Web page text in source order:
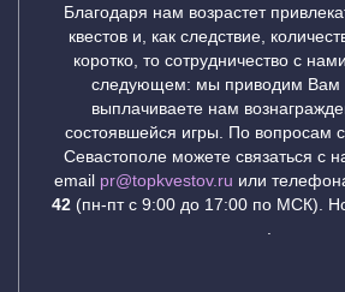
Благодаря нам возрастет
квестов и, как следствие,
коротко, то сотрудничество с
следующем: мы приводим Вам
выплачиваете нам
состоявшейся игры. По вопросам
Севастополе можете связаться с
email pr@topkvestov.ru или
42(пн-пт с 9:00 до 17:00 по МСК).